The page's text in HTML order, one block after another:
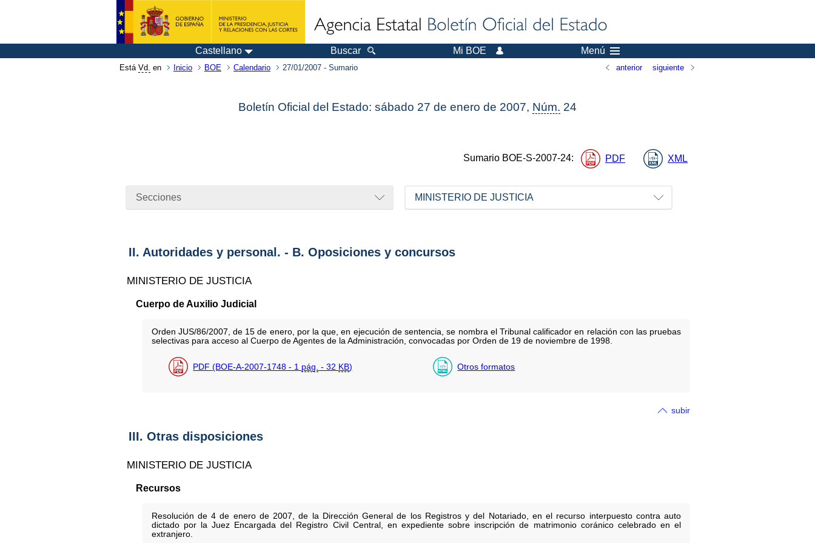
Castellano Buscar Mi BOE Menú
Está Vd. en Inicio BOE Calendario 27/01/2007 - Sumario anterior siguiente
Boletín Oficial del Estado: sábado 27 de enero de 2007, Núm. 24
Sumario BOE-S-2007-24: PDF XML
Secciones MINISTERIO DE JUSTICIA
II. Autoridades y personal. - B. Oposiciones y concursos
MINISTERIO DE JUSTICIA
Cuerpo de Auxilio Judicial
Orden JUS/86/2007, de 15 de enero, por la que, en ejecución de sentencia, se nombra el Tribunal calificador en relación con las pruebas
selectivas para acceso al Cuerpo de Agentes de la Administración, convocadas por Orden de 19 de noviembre de 1998.
PDF (BOE-A-2007-1748 - 1 pág. - 32 KB) Otros formatos
subir
III. Otras disposiciones
MINISTERIO DE JUSTICIA
Recursos
Resolución de 4 de enero de 2007, de la Dirección General de los Registros y del Notariado, en el recurso interpuesto contra auto
dictado por la Juez Encargada del Registro Civil Central, en expediente sobre inscripción de matrimonio coránico celebrado en el
extranjero.